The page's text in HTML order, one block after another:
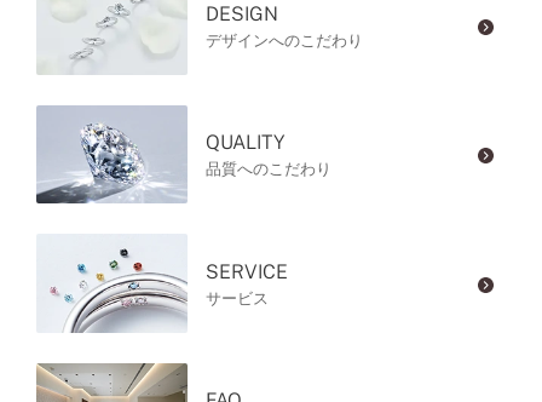
DESIGN
デザインへのこだわり
QUALITY
品質へのこだわり
SERVICE
サービス